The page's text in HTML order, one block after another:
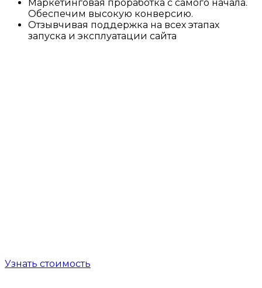
Маркетинговая проработка с самого начала.
Обеспечим высокую конверсию.
Отзывчивая поддержка на всех этапах
запуска и эксплуатации сайта
Узнать стоимость